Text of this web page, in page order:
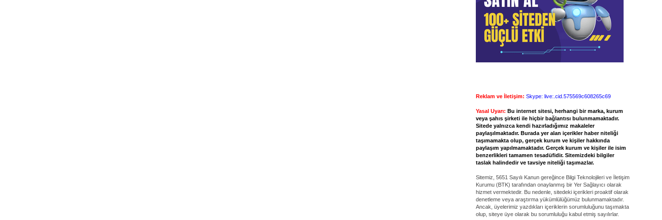
Reklam ve İletişim: Skype: live:.cid.575569c608265c69
Yasal Uyarı: Bu internet sitesi, herhangi bir marka, kurum
veya şahıs şirketi ile hiçbir bağlantısı bulunmamaktadır.
Sitede yalnızca kendi hazırladığımız makaleler
paylaşılmaktadır. Burada yer alan içerikler haber niteliği
taşımamakta olup, gerçek kurum ve kişiler hakkında
paylaşım yapılmamaktadır. Gerçek kurum ve kişiler ile isim
benzerlikleri tamamen tesadüfidir. Sitemizdeki bilgiler
taslak halindedir ve tavsiye niteliği taşımazlar.
Sitemiz, 5651 Sayılı Kanun gereğince Bilgi Teknolojileri ve İletişim
Kurumu (BTK) tarafından onaylanmış bir Yer Sağlayıcı olarak
hizmet vermektedir. Bu nedenle, sitedeki içerikleri proaktif olarak
denetleme veya araştırma yükümlülüğümüz bulunmamaktadır.
Ancak, üyelerimiz yazdıkları içeriklerin sorumluluğunu taşımakta
olup, siteye üye olarak bu sorumluluğu kabul etmiş sayılırlar.